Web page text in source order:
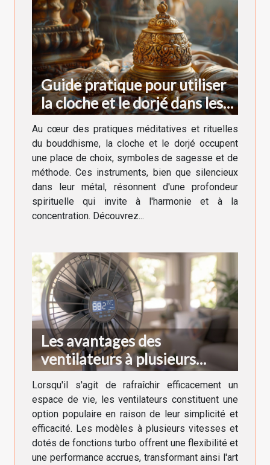
Guide pratique pour utiliser
la cloche et le dorjé dans les
rituels bouddhistes
Au cœur des pratiques méditatives et rituelles
du bouddhisme, la cloche et le dorjé occupent
une place de choix, symboles de sagesse et de
méthode. Ces instruments, bien que silencieux
dans leur métal, résonnent d'une profondeur
spirituelle qui invite à l'harmonie et à la
concentration. Découvrez...
Les avantages des
ventilateurs à plusieurs
vitesses et fonctions turbo
Lorsqu'il s'agit de rafraîchir efficacement un
espace de vie, les ventilateurs constituent une
option populaire en raison de leur simplicité et
efficacité. Les modèles à plusieurs vitesses et
dotés de fonctions turbo offrent une flexibilité et
une performance accrues, transformant ainsi l'art